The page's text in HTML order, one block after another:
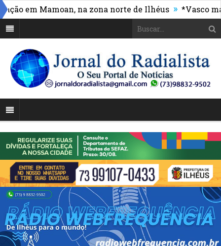
Mamoan, na zona norte de Ilhéus » *Vasco